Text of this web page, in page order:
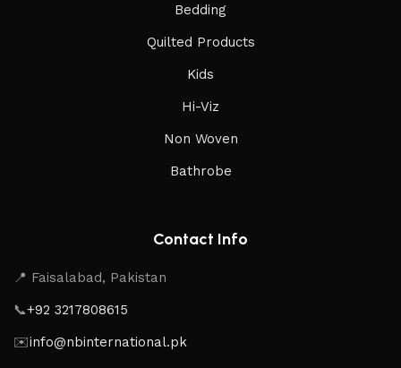
Bedding
Quilted Products
Kids
Hi-Viz
Non Woven
Bathrobe
Contact Info
📍 Faisalabad, Pakistan
📞+92 3217808615
✉️info@nbinternational.pk